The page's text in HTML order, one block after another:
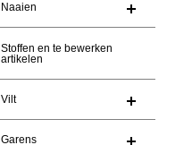
Naaien
Stoffen en te bewerken
artikelen
Vilt
Garens